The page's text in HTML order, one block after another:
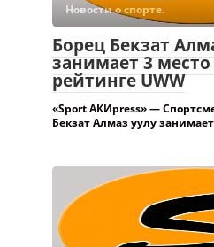
Новости о спорте.
Борец Бекзат
занимает 3
рейтинге UWW
«Sport АКИpress» —
Бекзат Алмаз уулу